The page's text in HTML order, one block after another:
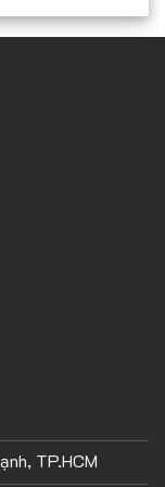
mobile
CỦA BẠN
TP.HCM